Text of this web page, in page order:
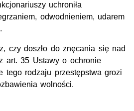
uchroniła
odwodnieniem, udarem
czy doszło do znęcania się nad
art. 35 Ustawy o ochronie
tego rodzaju przestępstwa grozi
wolności.